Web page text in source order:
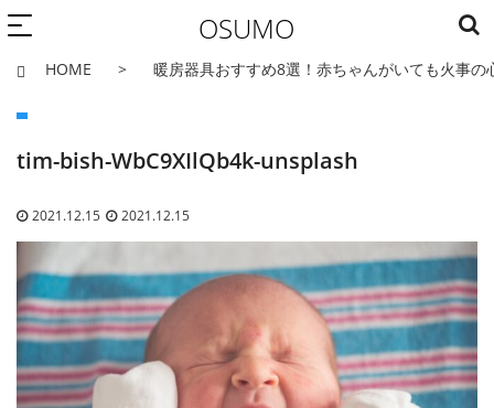
OSUMO
HOME 暖房器具おすすめ8選！赤ちゃんがいても火事
tim-bish-WbC9XIlQb4k-unsplash
2021.12.15 2021.12.15